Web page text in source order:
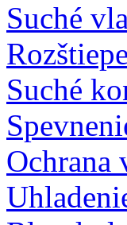
Suché
Suché
Ochrana